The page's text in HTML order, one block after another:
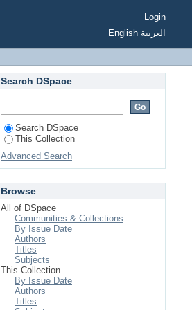
Login
English العربية
Search DSpace
Search DSpace
This Collection
Advanced Search
Browse
All of DSpace
Communities & Collections
By Issue Date
Authors
Titles
Subjects
This Collection
By Issue Date
Authors
Titles